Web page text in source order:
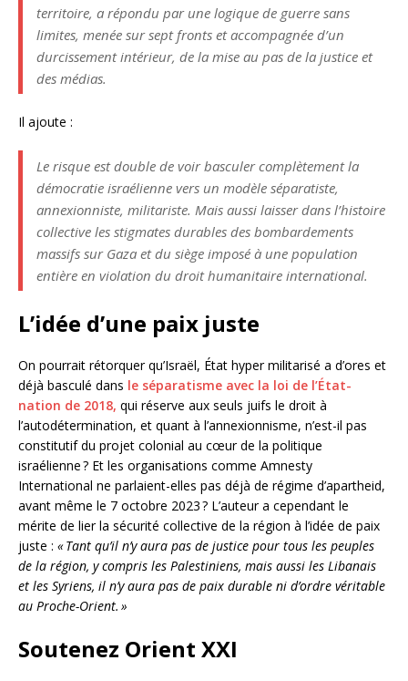
territoire, a répondu par une logique de guerre sans
limites, menée sur sept fronts et accompagnée d’un
durcissement intérieur, de la mise au pas de la justice et
des médias.
Il ajoute :
Le risque est double de voir basculer complètement la
démocratie israélienne vers un modèle séparatiste,
annexionniste, militariste. Mais aussi laisser dans l’histoire
collective les stigmates durables des bombardements
massifs sur Gaza et du siège imposé à une population
entière en violation du droit humanitaire international.
L’idée d’une paix juste
On pourrait rétorquer qu’Israël, État hyper militarisé a d’ores et
déjà basculé dans le séparatisme avec la loi de l’État-
nation de 2018, qui réserve aux seuls juifs le droit à
l’autodétermination, et quant à l’annexionnisme, n’est-il pas
constitutif du projet colonial au cœur de la politique
israélienne? Et les organisations comme Amnesty
International ne parlaient-elles pas déjà de régime d’apartheid,
avant même le 7 octobre 2023? L’auteur a cependant le
mérite de lier la sécurité collective de la région à l’idée de paix
juste : «Tant qu’il n’y aura pas de justice pour tous les peuples
de la région, y compris les Palestiniens, mais aussi les Libanais
et les Syriens, il n’y aura pas de paix durable ni d’ordre véritable
au Proche-Orient. »
Soutenez Orient XXI